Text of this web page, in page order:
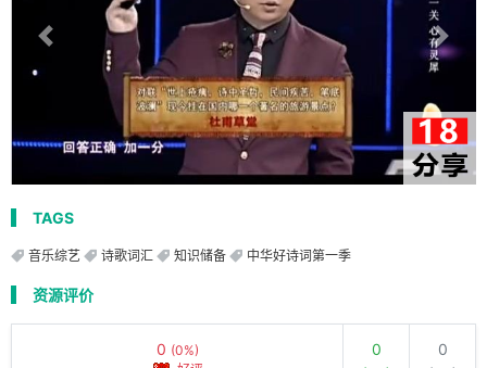
TAGS
音乐综艺 诗歌词汇 知识储备 中华好诗词第一季
资源评价
0 (0%)
0 0